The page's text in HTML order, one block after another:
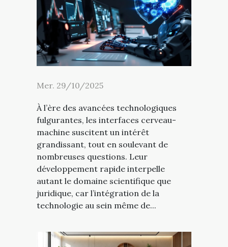
Mer. 29/10/2025
À l’ère des avancées technologiques
fulgurantes, les interfaces cerveau-
machine suscitent un intérêt
grandissant, tout en soulevant de
nombreuses questions. Leur
développement rapide interpelle
autant le domaine scientifique que
juridique, car l’intégration de la
technologie au sein même de...